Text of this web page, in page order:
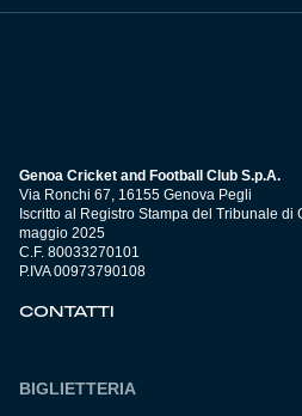
Genoa Cricket and Football Club S.p.A.
Via Ronchi 67, 16155 Genova Pegli
Iscritto al Registro Stampa del Tribunale di
maggio 2025
C.F. 80033270101
P.IVA 00973790108
CONTATTI
BIGLIETTERIA